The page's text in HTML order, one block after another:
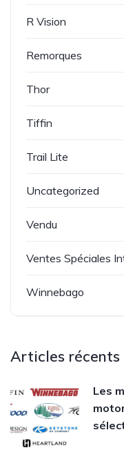
R Vision
Remorques
Thor
Tiffin
Trail Lite
Uncategorized
Vendu
Ventes Spéciales
Winnebago
Articles récents
Les